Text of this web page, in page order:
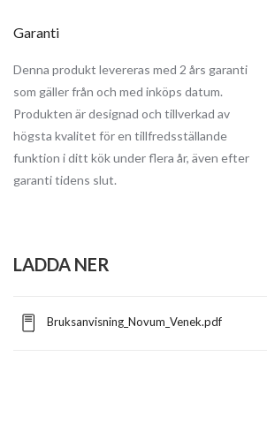
Garanti
Denna produkt levereras med 2 års garanti
som gäller från och med inköps datum.
Produkten är designad och tillverkad av
högsta kvalitet för en tillfredsställande
funktion i ditt kök under flera år, även efter
garanti tidens slut.
LADDA NER
Bruksanvisning_Novum_Venek.pdf